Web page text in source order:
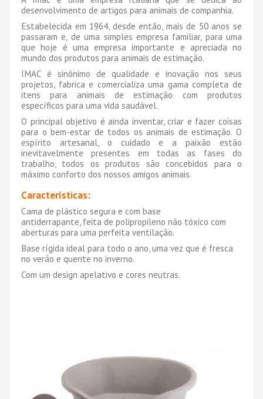
desenvolvimento de artigos para animais de companhia.
Estabelecida em 1964, desde então, mais de 50 anos se
passaram e, de uma simples empresa familiar, para uma
que hoje é uma empresa importante e apreciada no
mundo dos produtos para animais de estimação.
IMAC é sinônimo de qualidade e inovação nos seus
projetos, fabrica e comercializa uma gama completa de
itens para animais de estimação com produtos
específicos para uma vida saudável.
O principal objetivo é ainda inventar, criar e fazer coisas
para o bem-estar de todos os animais de estimação. O
espírito artesanal, o cuidado e a paixão estão
inevitavelmente presentes em todas as fases do
trabalho, todos os produtos são concebidos para o
máximo conforto dos nossos amigos animais.
Características:
Cama de plástico segura e com base
antiderrapante, feita de polipropileno não tóxico com
aberturas para uma perfeita ventilação.
Base rígida ideal para todo o ano, uma vez que é fresca
no verão e quente no inverno.
Com um design apelativo e cores neutras.